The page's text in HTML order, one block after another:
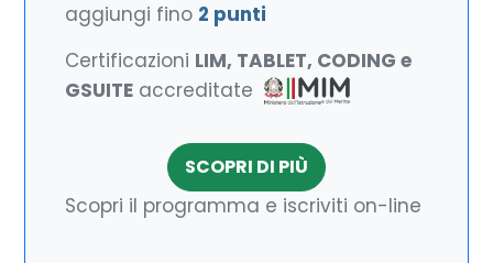
aggiungi fino 2 punti
Certificazioni LIM, TABLET, CODING e
GSUITE accreditate
SCOPRI DI PIÙ
Scopri il programma e iscriviti on-line